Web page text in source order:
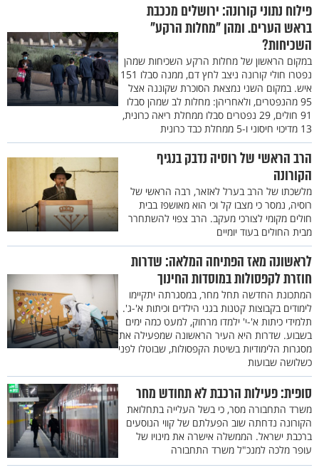
פילוח נתוני קורונה: ירושלים מככבת
בראש הערים. ומהן "מחלות הרקע"
השכיחות?
במקום הראשון של מחלות הרקע השכיחות שמהן
נפטרו חולי קורונה ניצב לחץ דם, ממנה סבלו 151
איש. במקום השני נמצאת הסוכרת שקוננה אצל
95 מהנפטרים, ולאחריהן: מחלות לב שמהן סבלו
91 חולים, 29 נפטרים סבלו ממחלת ריאה כרונית,
13 מדיכוי חיסוני ו-5 ממחלת כבד כרונית
הרב הראשי של רוסיה נדבק בנגיף
הקורונה
מלשכתו של הרב בערל לאזאר, רבה הראשי של
רוסיה, נמסר כי מצבו קל וכי הוא מאושפז בבית
חולים מקומי לצורכי מעקב. הרב צפוי להשתחרר
מבית החולים בעוד יומיים
לראשונה מאז הפתיחה המלאה: שדרות
חוזרת לקפסולות במוסדות החינוך
המתכונת החדשה תחל מחר, במסגרתה יתקיימו
לימודים בקבוצות קטנות בגני הילדים וכיתות א'-ג'.
תלמידי כיתות א'-י' ילמדו מרחוק, למעט כמה ימים
בשבוע. שדרות היא העיר הראשונה שמפעילה את
מסגרות הלימודיות בשיטת הקפסולות, שבוטלו לפני
כשלושה שבועות
סופית: פעילות הרכבת לא תחודש מחר
משרד התחבורה מסר, כי בשל העלייה בתחלואת
הקורונה נדחתה שוב הפעלתם של קווי הנוסעים
ברכבת ישראל. הממשלה אישרה את מינויו של
עופר מלכה למנכ"ל משרד התחבורה